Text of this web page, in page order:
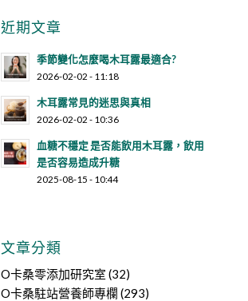
近期文章
季節變化怎麼喝木耳露最適合?
2026-02-02 - 11:18
木耳露常見的迷思與真相
2026-02-02 - 10:36
血糖不穩定 是否能飲用木耳露，飲用
是否容易造成升糖
2025-08-15 - 10:44
文章分類
O卡桑零添加研究室 (32)
O卡桑駐站營養師專欄 (293)